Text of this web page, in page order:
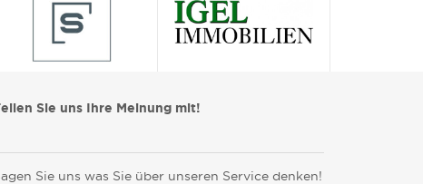
Sie uns Ihre Meinung mit!
Sie uns was Sie über unseren Service denken!